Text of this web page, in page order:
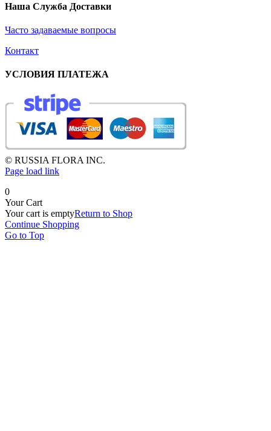
Наша Служба Доставки
Часто задаваемые вопросы
Контакт
УСЛОВИЯ ПЛАТЕЖА
© RUSSIA FLORA INC.
Page load link
0
Your Cart
Your cart is emptyReturn to Shop
Continue Shopping
Go to Top